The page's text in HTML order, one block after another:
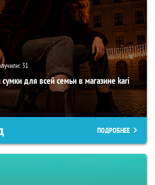
31
для всей семьи в магазине kari
ПОДРОБНЕЕ